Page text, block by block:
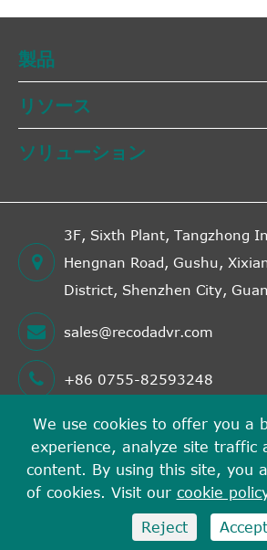
製品
リソース
ソリューション
3F, Sixth Plant, Tangzhong
Hengnan Road, Gushu,
District, Shenzhen City,
sales@recodadvr.com
+86 0755-82593248
著作権©Shenzhen RECODA
べての権利が予約されてい
We use cookies to offer you a
experience, analyze site traffic
content. By using this site, you
of cookies. Visit our cookie
Reject Accept